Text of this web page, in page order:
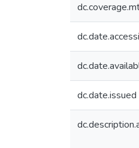
dc.date.issued